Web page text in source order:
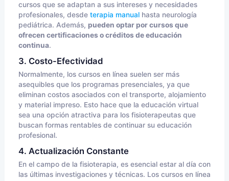
cursos que se adaptan a sus intereses y necesidades
profesionales, desde terapia manual hasta neurología
pediátrica. Además, pueden optar por cursos que
ofrecen certificaciones o créditos de educación
continua.
3. Costo-Efectividad
Normalmente, los cursos en línea suelen ser más
asequibles que los programas presenciales, ya que
eliminan costos asociados con el transporte, alojamiento
y material impreso. Esto hace que la educación virtual
sea una opción atractiva para los fisioterapeutas que
buscan formas rentables de continuar su educación
profesional.
4. Actualización Constante
En el campo de la fisioterapia, es esencial estar al día con
las últimas investigaciones y técnicas. Los cursos en línea